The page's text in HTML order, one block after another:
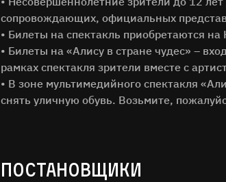
сопровождающих, официальных
• Билеты на спектакль приобретаются
• Билеты на «Алису в стране чудес» –
рамках спектакля зрители вместе с
• В зоне мультимедийного спектакля
снять уличную обувь. Возьмите,
ПОСТАНОВЩИКИНажимая на кнопку «Отправить»,